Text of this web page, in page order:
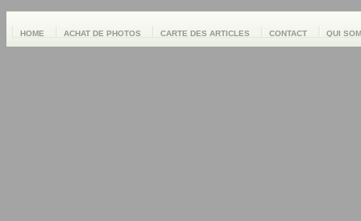
HOME ACHAT DE PHOTOS CARTE DES ARTICLES CONTACT QUI